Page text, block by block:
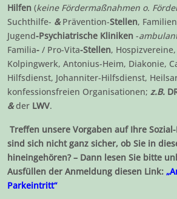
Hilfen (keine Fördermaßnahmen o.
Suchthilfe- &Prävention-Stellen, Familien
Jugend-Psychiatrische Kliniken -
Familia- / Pro-Vita-Stellen,
Kolpingwerk, Antonius-Heim, Diakonie,
Hilfsdienst, Johanniter-Hilfsdienst,
konfessionsfreien Organisationen; z.B.
& der LWV.
Treffen unsere Vorgaben auf Ihre
sind sich nicht ganz sicher, ob Sie in
hineingehören? – Dann lesen Sie bitte
Ausfüllen der Anmeldung diesen Link:
Parkeintritt“